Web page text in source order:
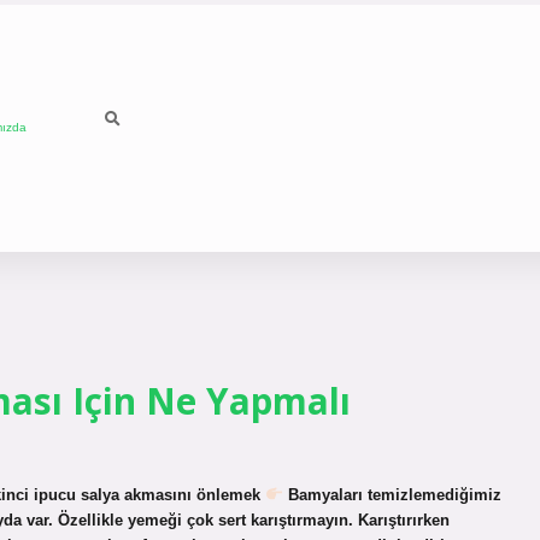
Için Ne Yapmalı
ipucu salya akmasını önlemek
Bamyaları temizlemediğimiz
var. Özellikle yemeği çok sert karıştırmayın. Karıştırırken